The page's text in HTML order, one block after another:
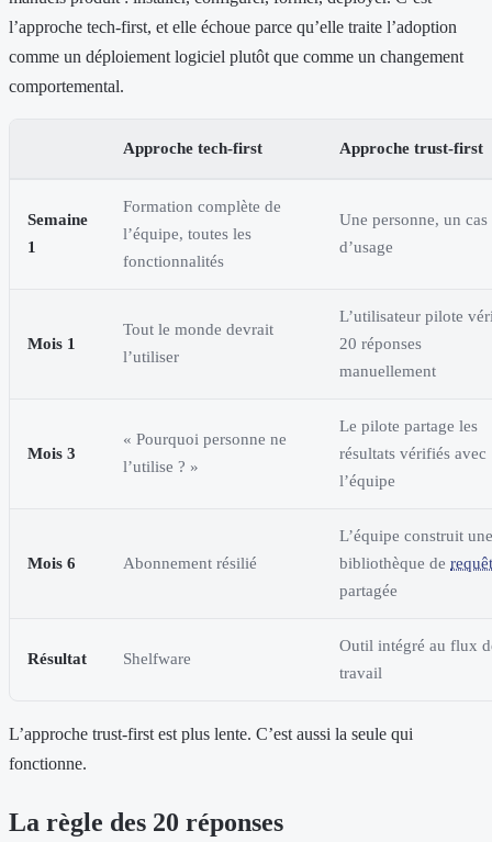
l’approche tech-first, et elle échoue parce qu’elle traite l’adoption
comme un déploiement logiciel plutôt que comme un changement
comportemental.
Approche tech-first Approche trust-first
Semaine
1
Formation complète de
l’équipe, toutes les
fonctionnalités
Une personne, un cas
d’usage
Mois 1
Tout le monde devrait
l’utiliser
L’utilisateur pilote
20 réponses
manuellement
Mois 3
« Pourquoi personne ne
l’utilise ? »
Le pilote partage les
résultats vérifiés avec
l’équipe
Mois 6 Abonnement résilié
L’équipe construit une
bibliothèque de
partagée
Résultat Shelfware
Outil intégré au flux
travail
L’approche trust-first est plus lente. C’est aussi la seule qui
fonctionne.
La règle des 20 réponses